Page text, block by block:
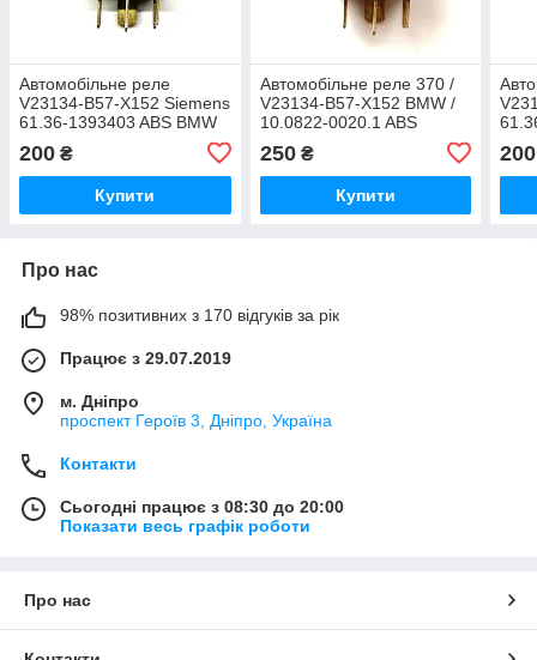
Автомобільне реле
V23134-B57-X152 Siemens
61.36-1393403 ABS BMW
200 ₴
Купити
Автомобільне реле 370 /
V23134-B57-X152 BMW /
10.0822-0020.1 ABS
250₴
Купити
200
Про нас
98% позитивних з 170 відгуків за рік
Працює з 29.07.2019
м. Дніпро
проспект Героїв 3, Дніпро, Україна
Контакти
Сьогодні працює з 08:30 до 20:00
Показати весь графік роботи
Про нас